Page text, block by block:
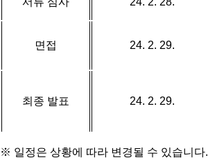
면접 24. 2. 29.
최종 발표 24. 2. 29.
※ 일정은 상황에 따라 변경될 수 있습니다.